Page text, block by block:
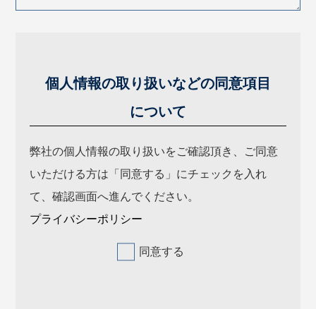
個人情報の取り扱いなどの同意項目
について
弊社の個人情報の取り扱いをご確認頂き、ご同意
いただける方は「同意する」にチェックを入れ
て、確認画面へ進んでください。
プライバシーポリシー
同意する